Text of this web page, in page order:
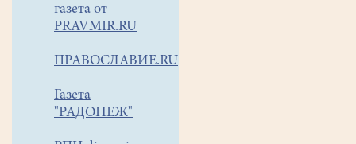
газета от
PRAVMIR.RU
ПРАВОСЛАВИЕ.RU
Газета
"РАДОНЕЖ"